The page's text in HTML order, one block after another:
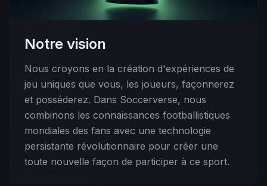
Notre vision
Nous croyons en la création d'expériences de
jeu uniques que vous, les joueurs, façonnerez
et posséderez. Dans Soccerverse, nous
combinons les connaissances footballistiques
mondiales des fans avec une technologie
persistante révolutionnaire pour créer une
toute nouvelle façon de participer à ce sport.